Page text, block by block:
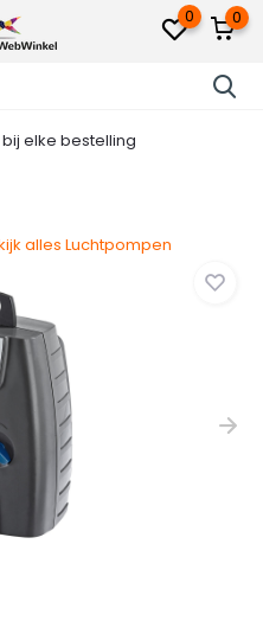
0 0
elke bestelling
alles Luchtpompen